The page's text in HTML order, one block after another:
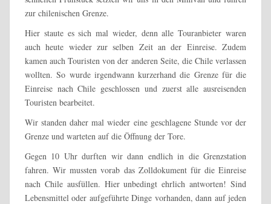
zur chilenischen Grenze.
Hier staute es sich mal wieder, denn alle Touranbieter waren
auch heute wieder zur selben Zeit an der Einreise. Zudem
kamen auch Touristen von der anderen Seite, die Chile verlassen
wollten. So wurde irgendwann kurzerhand die Grenze für die
Einreise nach Chile geschlossen und zuerst alle ausreisenden
Touristen bearbeitet.
Wir standen daher mal wieder eine geschlagene Stunde vor der
Grenze und warteten auf die Öffnung der Tore.
Gegen 10 Uhr durften wir dann endlich in die Grenzstation
fahren. Wir mussten vorab das Zolldokument für die Einreise
nach Chile ausfüllen. Hier unbedingt ehrlich antworten! Sind
Lebensmittel oder aufgeführte Dinge vorhanden, dann auf jeden